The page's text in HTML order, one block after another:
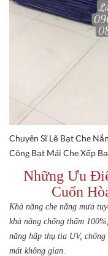
Chuyên Sĩ Lẽ Bạt Che
Công Bạt Mái Che Xếp
Những Ưu
Cuốn
Khả năng che nắng mưa
khả năng chống thấm
năng hấp thụ tia UV,
mát không gian.